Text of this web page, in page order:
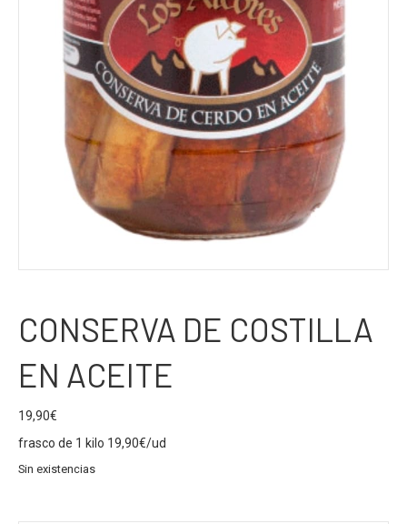
CONSERVA DE COSTILLA
EN ACEITE
19,90€
frasco de 1 kilo 19,90€/ud
Sin existencias